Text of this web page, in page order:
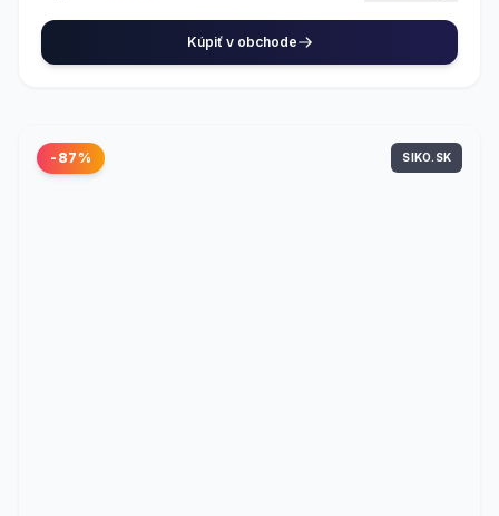
Kúpiť v obchode
-87% SIKO.SK